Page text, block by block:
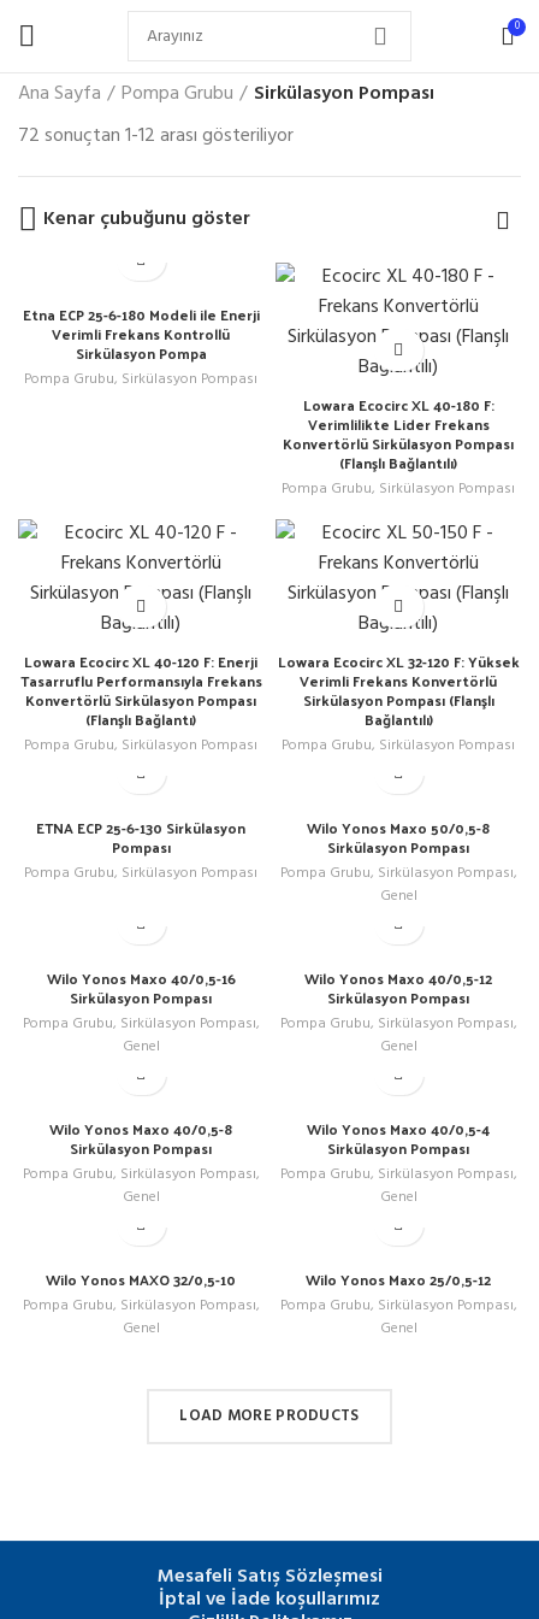
0
Ana Sayfa Pompa Grubu
Sirkülasyon Pompası
72 sonuçtan 1-12 arası gösteriliyor
Kenar çubuğunu göster
Etna ECP 25-6-180 Modeli ile Enerji
Verimli Frekans Kontrollü
Sirkülasyon Pompa
Pompa Grubu, Sirkülasyon Pompası
Lowara Ecocirc XL 40-180 F:
Verimlilikte Lider Frekans
Konvertörlü Sirkülasyon Pompası
(Flanşlı Bağlantılı)
Pompa Grubu, Sirkülasyon Pompası
Lowara Ecocirc XL 40-120 F: Enerji
Tasarruflu Performansıyla Frekans
Konvertörlü Sirkülasyon Pompası
(Flanşlı Bağlantı)
Pompa Grubu, Sirkülasyon Pompası
Lowara Ecocirc XL 32-120 F: Yüksek
Verimli Frekans Konvertörlü
Sirkülasyon Pompası (Flanşlı
Bağlantılı)
Pompa Grubu, Sirkülasyon Pompası
ETNA ECP 25-6-130 Sirkülasyon
Pompası
Pompa Grubu, Sirkülasyon Pompası
Wilo Yonos Maxo 50/0,5-8
Sirkülasyon Pompası
Pompa Grubu, Sirkülasyon Pompası,
Genel
Wilo Yonos Maxo 40/0,5-16
Sirkülasyon Pompası
Pompa Grubu, Sirkülasyon Pompası,
Genel
Wilo Yonos Maxo 40/0,5-12
Sirkülasyon Pompası
Pompa Grubu, Sirkülasyon Pompası,
Genel
Wilo Yonos Maxo 40/0,5-8
Sirkülasyon Pompası
Pompa Grubu, Sirkülasyon Pompası,
Genel
Wilo Yonos Maxo 40/0,5-4
Sirkülasyon Pompası
Pompa Grubu, Sirkülasyon Pompası,
Genel
Wilo Yonos MAXO 32/0,5-10
Pompa Grubu, Sirkülasyon Pompası,
Genel
Wilo Yonos Maxo 25/0,5-12
Pompa Grubu, Sirkülasyon Pompası,
Genel
LOAD MORE PRODUCTS
Mesafeli Satış Sözleşmesi
İptal ve İade koşullarımız